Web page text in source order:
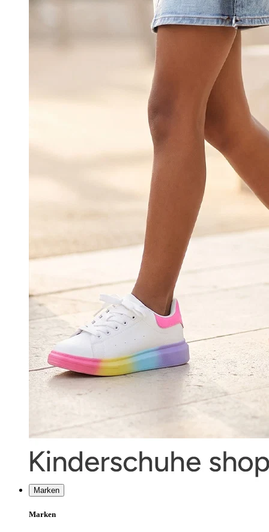
Marken
Marken